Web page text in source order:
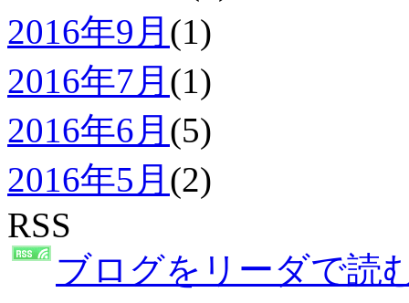
2016年9月 (1)
2016年7月 (1)
2016年6月 (5)
2016年5月 (2)
RSS
ブログをリーダで読